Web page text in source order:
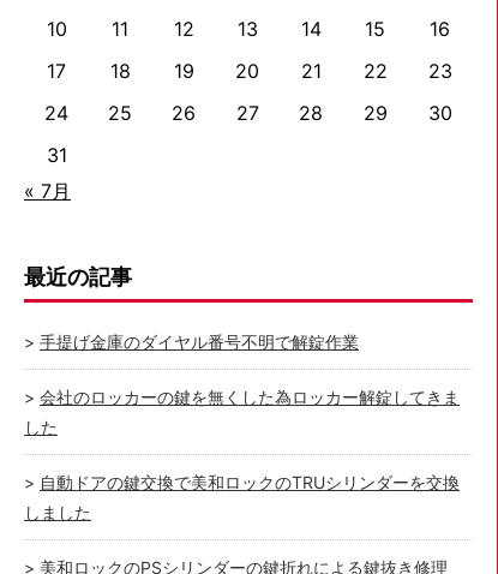
10
11 12 13 14 15
16
17
18 19 20 21 22
23
24
25 26 27 28 29
30
31
« 7月
最近の記事
手提げ金庫のダイヤル番号不明で解錠作業
会社のロッカーの鍵を無くした為ロッカー解錠してきま
した
自動ドアの鍵交換で美和ロックのTRUシリンダーを交換
しました
美和ロックのPSシリンダーの鍵折れによる鍵抜き修理